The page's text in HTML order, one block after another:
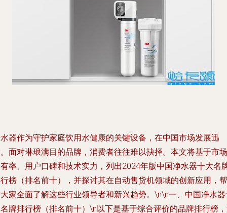
器作为守护家庭饮用水健康的关键设备，在中国市场发展迅
面对琳琅满目的品牌，消费者往往难以抉择。本文将基于市场
率、用户口碑和技术实力，列出2024年版中国净水器十大名
榜（排名前十），并探讨其在自动售货机领域的创新应用，帮
家全面了解这些行业领导者和新兴趋势。\n\n一、中国净水
牌排行榜（排名前十） \n以下是基于综合评价的品牌排行榜